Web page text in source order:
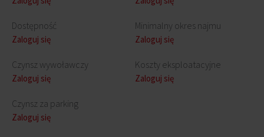
Dostępność
Zaloguj się
Czynsz wywoławczy
Zaloguj się
Czynsz za parking
Zaloguj się
Minimalny okres najmu
Zaloguj się
Koszty eksploatacyjne
Zaloguj się